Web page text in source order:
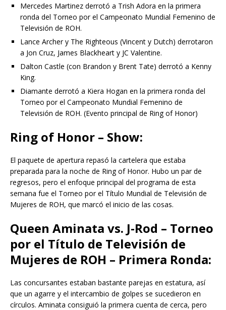
Mercedes Martinez derrotó a Trish Adora en la primera
ronda del Torneo por el Campeonato Mundial Femenino de
Televisión de ROH.
Lance Archer y The Righteous (Vincent y Dutch) derrotaron
a Jon Cruz, James Blackheart y JC Valentine.
Dalton Castle (con Brandon y Brent Tate) derrotó a Kenny
King.
Diamante derrotó a Kiera Hogan en la primera ronda del
Torneo por el Campeonato Mundial Femenino de
Televisión de ROH. (Evento principal de Ring of Honor)
Ring of Honor – Show:
El paquete de apertura repasó la cartelera que estaba
preparada para la noche de Ring of Honor. Hubo un par de
regresos, pero el enfoque principal del programa de esta
semana fue el Torneo por el Título Mundial de Televisión de
Mujeres de ROH, que marcó el inicio de las cosas.
Queen Aminata vs. J-Rod – Torneo
por el Título de Televisión de
Mujeres de ROH – Primera Ronda:
Las concursantes estaban bastante parejas en estatura, así
que un agarre y el intercambio de golpes se sucedieron en
círculos. Aminata consiguió la primera cuenta de cerca, pero